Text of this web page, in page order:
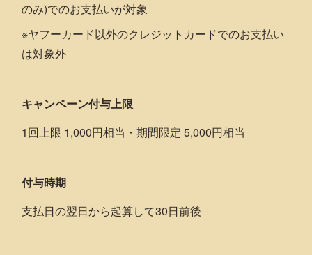
のみ)でのお支払いが対象
※ヤフーカード以外のクレジットカードでのお支払い
は対象外
キャンペーン付与上限
1回上限 1,000円相当・期間限定 5,000円相当
付与時期
支払日の翌日から起算して30日前後